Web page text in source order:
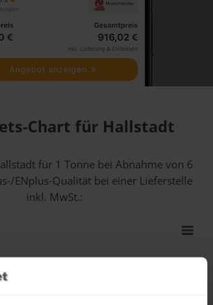
Chart für Hallstadt
für 1 Tonne bei Abnahmevon 6
ENplus-Qualität bei einer Lieferstelle
inkl. MwSt.: